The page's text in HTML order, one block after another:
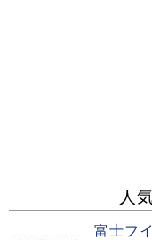
人
富士フ